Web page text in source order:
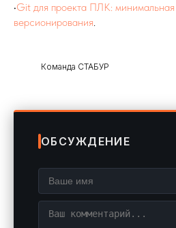
•Git для проекта ПЛК: минимальная
версионирования.
Команда СТАБУР
ОБСУЖДЕНИЕ